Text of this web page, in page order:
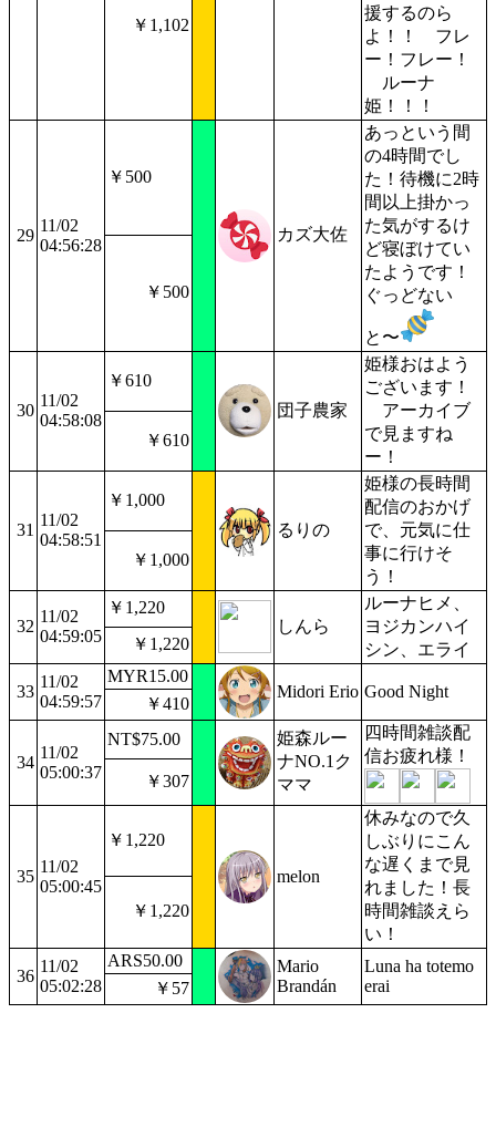
援するのら
よ！！ フレ
ー！フレー！
ルーナ
姫！！！
￥1,102
29
11/02
04:56:28
￥500
カズ大佐
あっという間
の4時間でし
た！待機に2時
間以上掛かっ
た気がするけ
ど寝ぼけてい
たようです！
ぐっどない
と〜
￥500
30
11/02
04:58:08
￥610
団子農家
姫様おはよう
ございます！
アーカイブ
で見ますね
ー！
￥610
31
11/02
04:58:51
￥1,000
るりの
姫様の長時間
配信のおかげ
で、元気に仕
事に行けそ
う！
￥1,000
32
11/02
04:59:05
￥1,220
しんら
ルーナヒメ、
ヨジカンハイ
シン、エライ
￥1,220
33
11/02
04:59:57
MYR15.00
Midori Erio Good Night
￥410
34
11/02
05:00:37
NT$75.00
姫森ルー
ナNO.1ク
ママ
四時間雑談配
信お疲れ様！
￥307
35
11/02
05:00:45
￥1,220
melon
休みなので久
しぶりにこん
な遅くまで見
れました！長
時間雑談えら
い！
￥1,220
36
11/02
05:02:28
ARS50.00
Mario
Brandán
Luna ha totemo
erai
￥57